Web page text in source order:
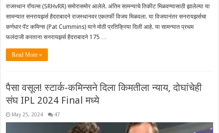
राजस्थान रॉयल्स (SRHvRR) समोरासमोर आलेले. अंतिम सामन्याचे तिकीट मिळवण्यासाठी झालेल्या या
सामन्यात सनरायझर्स हैदराबादने राजस्थानवर एकतर्फी विजय मिळवला. या विजयानंतर सनरायझर्सचा
कर्णधार पॅट कमिन्स (Pat Cummins) याने मोठी प्रतिक्रिया दिली आहे. या सामन्यात प्रथम
फलंदाजी करताना सनरायझर्स हैदराबादने 175 …
Read More »
पैसा वसूल! स्टार्क-कमिन्सने दिला किमतीला न्याय, दोघांचेही
संघ IPL 2024 Final मध्ये
May 25, 2024 47